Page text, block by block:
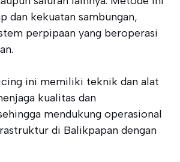
dan kekuatan sambungan,
perpipaan yang beroperasi
ini memiliki teknik dan alat
kualitas dan
mendukung operasional
di Balikpapan dengan